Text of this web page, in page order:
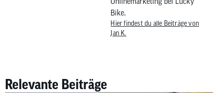
Bike.
Hier findest du alle Beiträge von
Jan K.
Relevante Beiträge